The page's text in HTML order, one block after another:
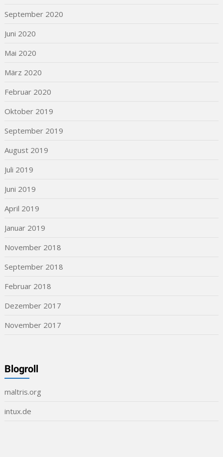
September 2020
Juni 2020
Mai 2020
März 2020
Februar 2020
Oktober 2019
September 2019
August 2019
Juli 2019
Juni 2019
April 2019
Januar 2019
November 2018
September 2018
Februar 2018
Dezember 2017
November 2017
Blogroll
maltris.org
intux.de